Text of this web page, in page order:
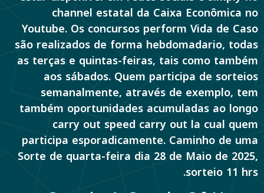
channel estatal da Caixa Econômica no
Youtube. Os concursos perform Vida de Caso
são realizados de forma hebdomadario, todas
as terças e quintas-feiras, tais como também
aos sábados. Quem participa de sorteios
semanalmente, através de exemplo, tem
também oportunidades acumuladas ao longo
carry out speed carry out la cual quem
participa esporadicamente. Caminho de uma
Sorte de quarta-feira dia 28 de Maio de 2025,
sorteio 11 hrs.